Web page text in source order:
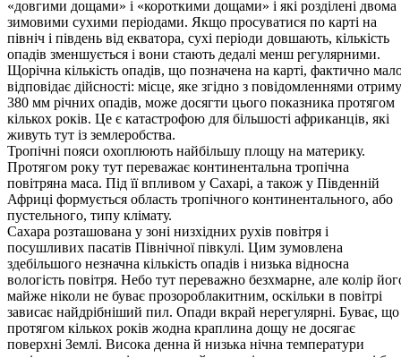
«довгими дощами» і «короткими дощами» і які розділені двома
зимо­вими сухими періодами. Якщо просуватися по карті на
північ і південь від екватора, сухі періоди довшають, кількість
опадів зменшується і вони стають дедалі менш регулярними.
Щорічна кількість опадів, що позначена на карті, фактично
відповідає дійсності: місце, яке згідно з повідомленнями
380 мм річних опадів, може досяг­ти цього показника протягом
кількох років. Це є катастрофою для більшості африканців, які
живуть тут із землеробства.
Тропічні пояси охоплюють найбільшу площу на материку.
Протягом року тут переважає континентальна тропічна
повітряна маса. Під її впливом у Сахарі, а також у Південній
Африці формується область тропічного континентального, або
пустельного, типу клімату.
Сахара розташована у зоні низхідних рухів повітря і
посушливих пасатів Північної півкулі. Цим зумовлена
здебільшого незначна кількість опадів і низька відносна
вологість повітря. Небо тут переважно безхмарне, але колір
майже ніколи не буває прозороблакитним, оскільки в повітрі
зависає найдрібніший пил. Опади вкрай нерегулярні. Буває, що
протягом кількох років жодна краплина дощу не досягає
поверхні Землі. Висока денна й низька нічна температури